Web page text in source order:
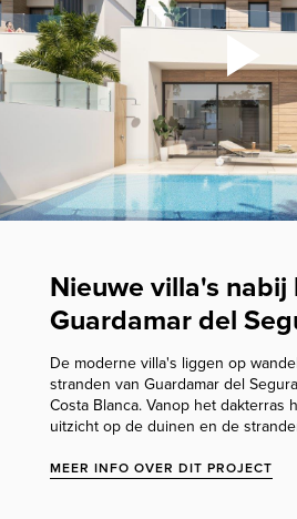
Nieuwe villa's nabij
Guardamar del
De moderne villa's liggen op
stranden van Guardamar del
Costa Blanca. Vanop het dakterras
uitzicht op de duinen en de
MEER INFO OVER DIT PROJECT